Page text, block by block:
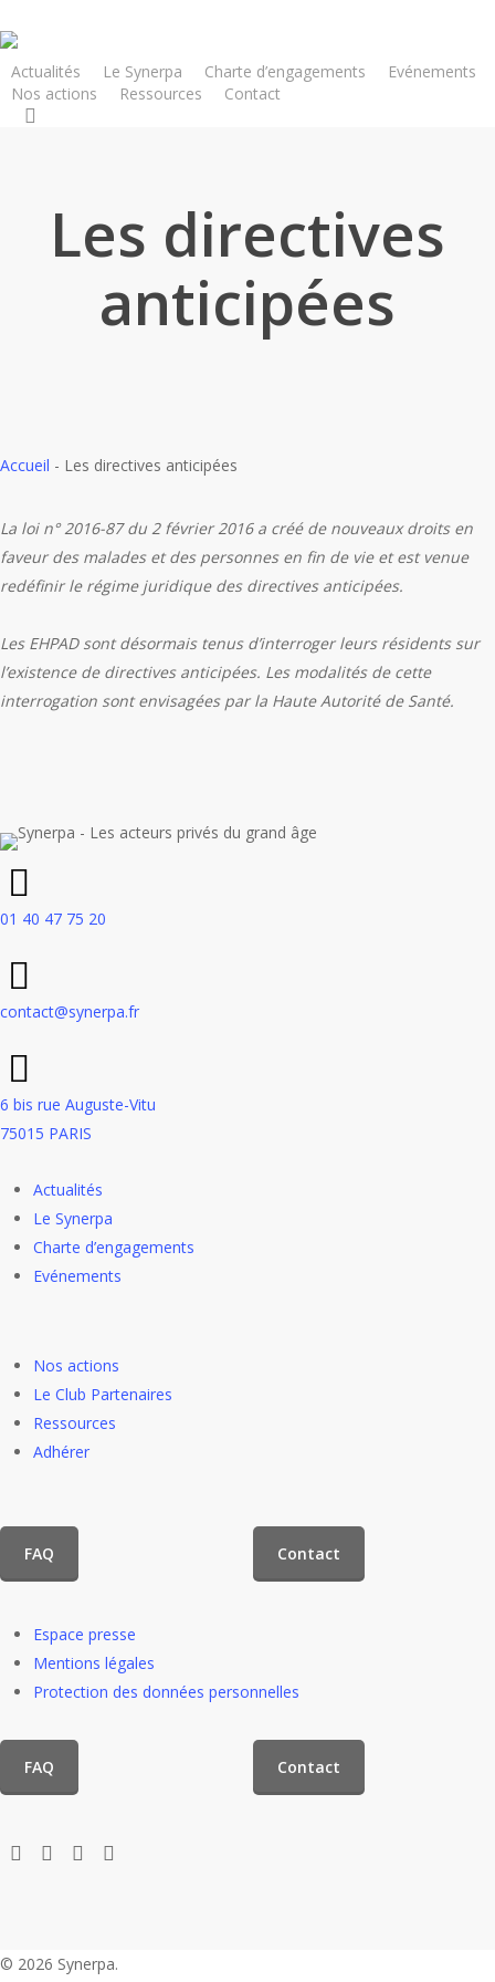
to
main
content
Actualités Le Synerpa Charte d’engagements
Evénements
Nos actions
Ressources Contact
Les directives
anticipées
Accueil - Les directives anticipées
La loi n° 2016-87 du 2 février 2016 a créé de nouveaux droits en
faveur des malades et des personnes en fin de vie et est venue
redéfinir le régime juridique des directives anticipées.
Les EHPAD sont désormais tenus d’interroger leurs résidents sur
l’existence de directives anticipées. Les modalités de cette
interrogation sont envisagées par la Haute Autorité de Santé.
01 40 47 75 20
contact@synerpa.fr
6 bis rue Auguste-Vitu
75015 PARIS
Actualités
Le Synerpa
Charte d’engagements
Evénements
Nos actions
Le Club Partenaires
Ressources
Adhérer
FAQ Contact
Espace presse
Mentions légales
Protection des données personnelles
FAQ Contact
© 2026 Synerpa.